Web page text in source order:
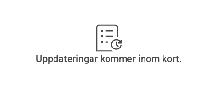
Uppdateringar kommer inom kort.